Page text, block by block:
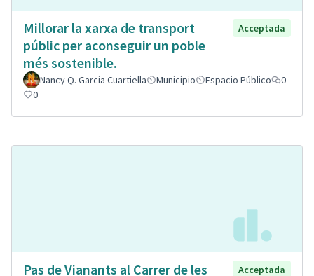
Millorar la xarxa de transport
públic per aconseguir un poble
més sostenible.
Acceptada
Nancy Q. Garcia Cuartiella Municipio Espacio Público
0
0
Pas de Vianants al Carrer de les
Acceptada